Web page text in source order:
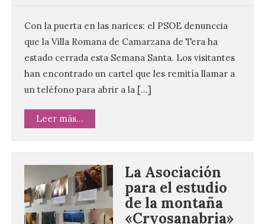
Con la puerta en las narices: el PSOE denunccia
que la Villa Romana de Camarzana de Tera ha
estado cerrada esta Semana Santa. Los visitantes
han encontrado un cartel que les remitía llamar a
un teléfono para abrir a la […]
Leer más...
La Asociación
para el estudio
de la montaña
«Cryosanabria»